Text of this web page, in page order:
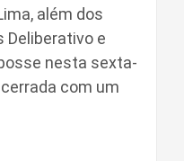
além dos
Deliberativo e
nesta sexta-
com um